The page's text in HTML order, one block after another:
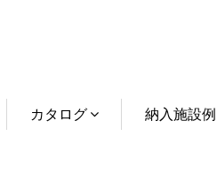
カタログ 納入施設例